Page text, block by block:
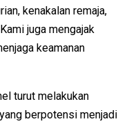
kenakalan remaja,
juga mengajak
keamanan
turut melakukan
berpotensi menjadi